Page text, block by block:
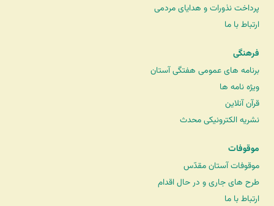
پرداخت نذورات و هدایای مردمی
ارتباط با ما
فرهنگی
برنامه های عمومی هفتگی آستان
ویژه نامه ها
قرآن آنلاین
نشریه الکترونیکی محدث
موقوفات
موقوفات آستان مقدّس
طرح های جاری و در حال اقدام
ارتباط با ما